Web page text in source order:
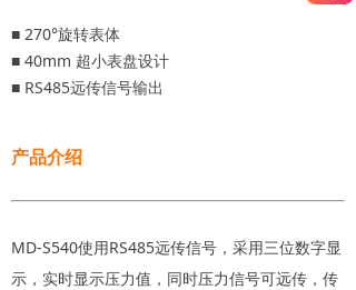
■ 270°旋转表体
■ 40mm 超小表盘设计
■ RS485远传信号输出
产品介绍
MD-S540使用RS485远传信号，采用三位数字显
示，实时显示压力值，同时压力信号可远传，传